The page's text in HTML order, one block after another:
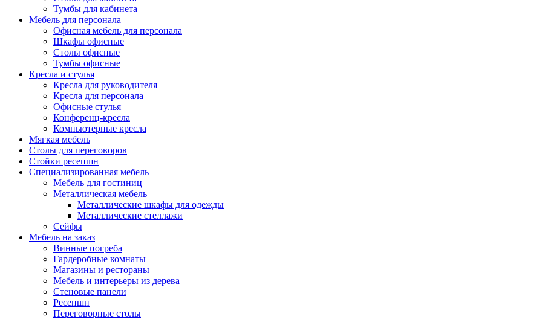
Тумбы для кабинета
Мебель для персонала
Офисная мебель для персонала
Шкафы офисные
Столы офисные
Тумбы офисные
Кресла и стулья
Кресла для руководителя
Кресла для персонала
Офисные стулья
Конференц-кресла
Компьютерные кресла
Мягкая мебель
Столы для переговоров
Стойки ресепшн
Специализированная мебель
Мебель для гостиниц
Металлическая мебель
Металлические шкафы для одежды
Металлические стеллажи
Сейфы
Мебель на заказ
Винные погреба
Гардеробные комнаты
Магазины и рестораны
Мебель и интерьеры из дерева
Стеновые панели
Ресепшн
Переговорные столы